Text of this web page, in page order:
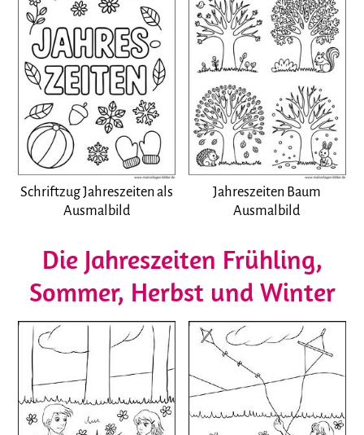
Schriftzug Jahreszeiten als
Ausmalbild
Jahreszeiten Baum
Ausmalbild
Die Jahreszeiten Frühling,
Sommer, Herbst und Winter